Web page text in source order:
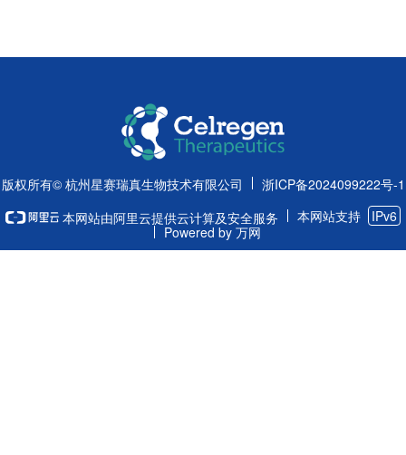
版权所有© 杭州星赛瑞真生物技术有限公司
浙ICP备2024099222号-1
本网站由阿里云提供云计算及安全服务
本网站支持
IPv6
Powered by 万网